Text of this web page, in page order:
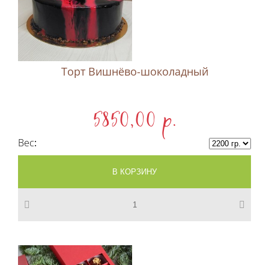
Торт Вишнёво-шоколадный
5850,00 p.
Вес